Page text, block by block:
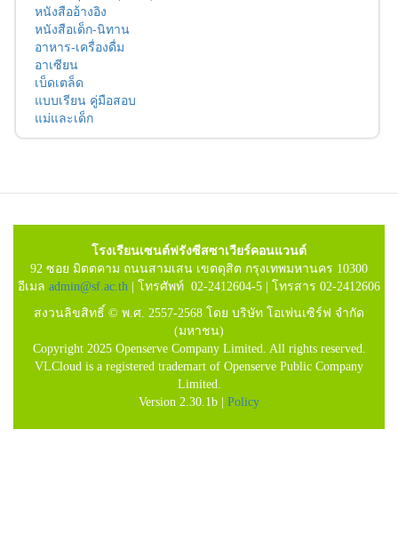
หนังสืออ้างอิง
หนังสือเด็ก-นิทาน
อาหาร-เครื่องดื่ม
อาเซียน
เบ็ดเตล็ด
แบบเรียน คู่มือสอบ
แม่และเด็ก
โรงเรียนเซนต์ฟรังซีสซาเวียร์คอนแวนต์
92 ซอย มิตตคาม ถนนสามเสน เขตดุสิต กรุงเทพมหานคร 10300
อีเมล admin@sf.ac.th | โทรศัพท์ 02-2412604-5 | โทรสาร 02-2412606
สงวนลิขสิทธิ์ © พ.ศ. 2557-2568 โดย บริษัท โอเพ่นเซิร์ฟ จำกัด
(มหาชน)
Copyright 2025 Openserve Company Limited. All rights reserved.
VLCloud is a registered trademart of Openserve Public Company
Limited.
Version 2.30.1b | Policy